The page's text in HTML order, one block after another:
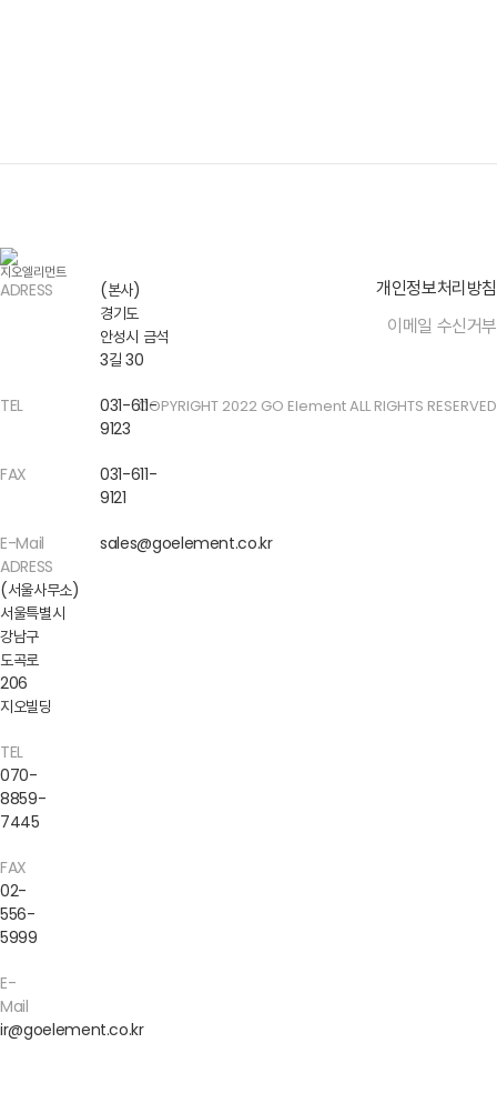
ADRESS
(본사)
경기도
안성시 금석
3길 30
TEL
031-611-
9123
FAX
031-611-
9121
E-Mail
sales@goelement.co.kr
ADRESS
(서울사무소)
서울특별시
강남구
도곡로
206
지오빌딩
TEL
070-
8859-
7445
FAX
02-
556-
5999
E-
Mail
ir@goelement.co.kr
개인정보처리방침
이메일 수신거부
COPYRIGHT 2022 GO Element ALL RIGHTS RESERVED